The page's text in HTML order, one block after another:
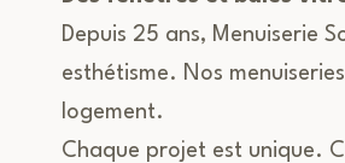
Depuis 25 ans, Menuiserie
esthétisme. Nos
logement.
Chaque projet est unique.